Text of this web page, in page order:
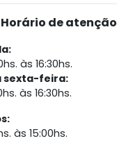
Horário de atenção
às 16:30hs.
sexta-feira:
às 16:30hs.
às 15:00hs.